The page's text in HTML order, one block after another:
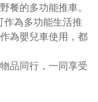
餐的多功能推車。
為多功能生活推
為嬰兒車使用，都
品同行，一同享受